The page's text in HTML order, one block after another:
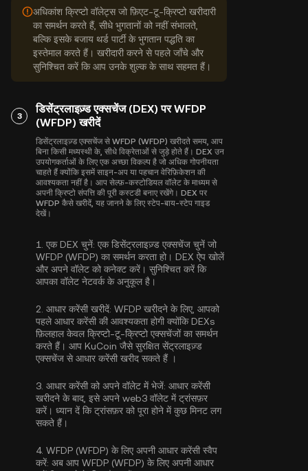
अधिकांश क्रिप्टो वॉलेट्स जो फ़िएट-टू-क्रिप्टो खरीदारी
का समर्थन करते हैं, सीधे भुगतानों को नहीं संभालते,
बल्कि इसके बजाय थर्ड पार्टी के भुगतान पद्धति का
इस्तेमाल करते हैं। खरीदारी करने से पहले जाँचे और
सुनिश्चित करें कि आप उनके शुल्क के साथ सहमत हैं।
3
डिसेंट्रलाइज़्ड एक्सचेंज (DEX) पर WFDP
(WFDP) खरीदें
डिसेंट्रलाइज़्ड एक्सचेंज से WFDP (WFDP) खरीदते समय, आप
बिना किसी मध्यस्थी के, सीधे विक्रेताओं से जुड़े होते हैं। DEX उन
उपयोगकर्ताओं के लिए एक अच्छा विकल्प है जो अधिक गोपनीयता
चाहते हैं क्योंकि इसमें साइन-अप या पहचान वेरिफ़िकेशन की
आवश्यकता नहीं है। आप सेल्फ़-कस्टोडियल वॉलेट के माध्यम से
अपनी क्रिप्टो संपत्ति की पूरी कस्टडी बनाए रखेंगे। DEX पर
WFDP कैसे खरीदें, यह जानने के लिए स्टेप-बाय-स्टेप गाइड
देखें।
1. एक DEX चुनें: एक डिसेंट्रलाइज़्ड एक्सचेंज चुनें जो
WFDP (WFDP) का समर्थन करता हो। DEX ऐप खोलें
और अपने वॉलेट को कनेक्ट करें। सुनिश्चित करें कि
आपका वॉलेट नेटवर्क के अनुकूल है।
2. आधार करेंसी खरीदें: WFDP खरीदने के लिए, आपको
पहले आधार करेंसी की आवश्यकता होगी क्योंकि DEXs
फ़िलहाल केवल क्रिप्टो-टू-क्रिप्टो एक्सचेंजों का समर्थन
करते हैं। आप KuCoin जैसे सुरक्षित सेंट्रलाइज़्ड
एक्सचेंज सेआधार करेंसी खरीद सकते हैं ।
3. आधार करेंसी को अपने वॉलेट में भेजें: आधार करेंसी
खरीदने के बाद, इसे अपने web3 वॉलेट में ट्रांसफ़र
करें। ध्यान दें कि ट्रांसफ़र को पूरा होने में कुछ मिनट लग
सकते हैं।
4. WFDP (WFDP) के लिए अपनी आधार करेंसी स्वैप
करें: अब आप WFDP (WFDP) के लिए अपनी आधार